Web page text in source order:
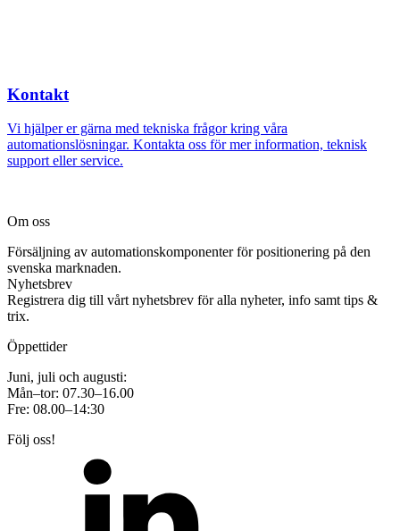
Kontakt
Vi hjälper er gärna med tekniska frågor kring våra
automationslösningar. Kontakta oss för mer information, teknisk
support eller service.
Om oss
Försäljning av automationskomponenter för positionering på den
svenska marknaden.
Nyhetsbrev
Registrera dig till vårt nyhetsbrev för alla nyheter, info samt tips &
trix.
Öppettider
Juni, juli och augusti:
Mån–tor: 07.30–16.00
Fre: 08.00–14:30
Följ oss!